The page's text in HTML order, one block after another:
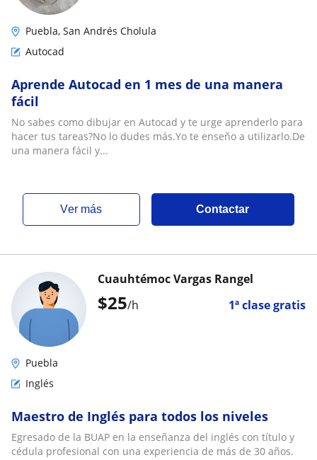
Puebla, San Andrés Cholula
Autocad
Aprende Autocad en 1 mes de una manera
fácil
No sabes como dibujar en Autocad y te urge aprenderlo para
hacer tus tareas?No lo dudes más.Yo te enseño a utilizarlo.De
una manera fácil y...
ver más Contactar
$25/h 1ª clase gratis
Cuauhtémoc Vargas Rangel
Puebla
Inglés
Maestro de Inglés para todos los niveles
Egresado de la BUAP en la enseñanza del inglés con título y
cédula profesional con una experiencia de más de 30 años.